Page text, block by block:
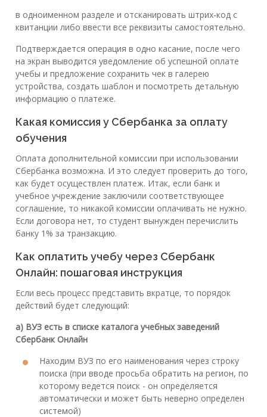
в одноименном разделе и отсканировать штрих-код с
квитанции либо ввести все реквизиты самостоятельно.
Подтверждается операция в одно касание, после чего
на экран выводится уведомление об успешной оплате
учебы и предложение сохранить чек в галерею
устройства, создать шаблон и посмотреть детальную
информацию о платеже.
Какая комиссия у Сбербанка за оплату
обучения
Оплата дополнительной комиссии при использовании
Сбербанка возможна. И это следует проверить до того,
как будет осуществлен платеж. Итак, если банк и
учебное учреждение заключили соответствующее
соглашение, то никакой комиссии оплачивать не нужно.
Если договора нет, то студент вынужден перечислить
банку 1% за транзакцию.
Как оплатить учебу через Сбербанк
Онлайн: пошаговая инструкция
Если весь процесс представить вкратце, то порядок
действий будет следующий:
а) ВУЗ есть в списке каталога учебных заведений
Сбербанк Онлайн
Находим ВУЗ по его наименования через строку
поиска (при вводе просьба обратить на регион, по
которому ведется поиск - он определяется
автоматически и может быть неверно определен
системой)